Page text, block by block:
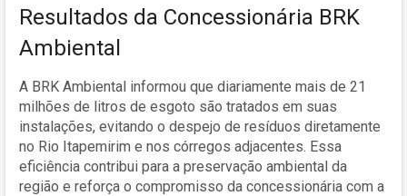
Resultados da Concessionária BRK
Ambiental
A BRK Ambiental informou que diariamente mais de 21
milhões de litros de esgoto são tratados em suas
instalações, evitando o despejo de resíduos diretamente
no Rio Itapemirim e nos córregos adjacentes. Essa
eficiência contribui para a preservação ambiental da
região e reforça o compromisso da concessionária com a